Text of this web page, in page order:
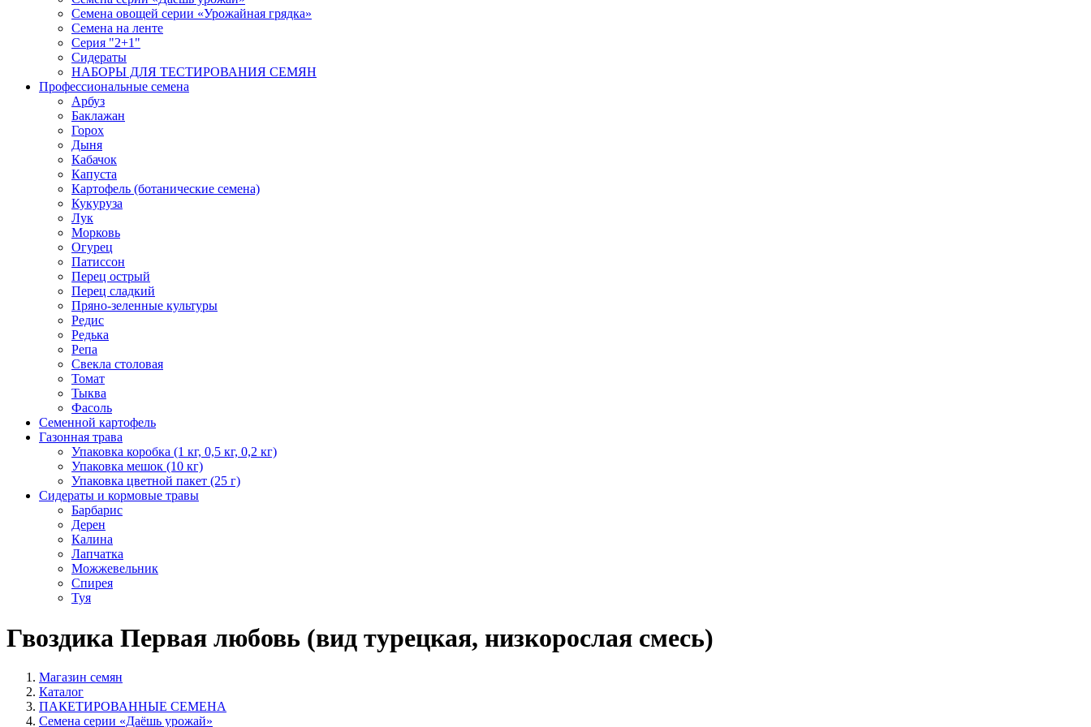
Семена овощей серии «Урожайная грядка»
Семена на ленте
Серия "2+1"
Сидераты
НАБОРЫ ДЛЯ ТЕСТИРОВАНИЯ СЕМЯН
Профессиональные семена
Арбуз
Баклажан
Горох
Дыня
Кабачок
Капуста
Картофель (ботанические семена)
Кукуруза
Лук
Морковь
Огурец
Патиссон
Перец острый
Перец сладкий
Пряно-зеленные культуры
Редис
Редька
Репа
Свекла столовая
Томат
Тыква
Фасоль
Семенной картофель
Газонная трава
Упаковка коробка (1 кг, 0,5 кг, 0,2 кг)
Упаковка мешок (10 кг)
Упаковка цветной пакет (25 г)
Сидераты и кормовые травы
Барбарис
Дерен
Калина
Лапчатка
Можжевельник
Спирея
Туя
Гвоздика Первая любовь (вид турецкая, низкорослая смесь)
Магазин семян
Каталог
ПАКЕТИРОВАННЫЕ СЕМЕНА
Семена серии «Даёшь урожай»